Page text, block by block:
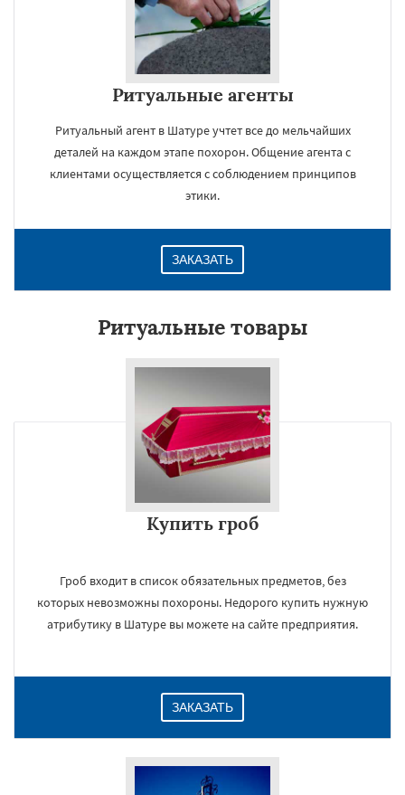
Ритуальные агенты
Ритуальный агент в Шатуре учтет все до мельчайших
деталей на каждом этапе похорон. Общение агента с
клиентами осуществляется с соблюдением принципов
этики.
ЗАКАЗАТЬ
Ритуальные товары
Купить гроб
Гроб входит в список обязательных предметов, без
которых невозможны похороны. Недорого купить нужную
атрибутику в Шатуре вы можете на сайте предприятия.
ЗАКАЗАТЬ